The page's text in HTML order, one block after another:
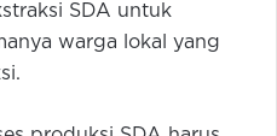
SDA untuk
warga lokal yang